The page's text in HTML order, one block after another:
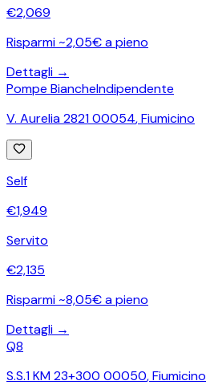
€2,069
Risparmi ~2,05€ a pieno
Dettagli →
Pompe BiancheIndipendente
V. Aurelia 2821 00054,Fiumicino
Self
€1,949
Servito
€2,135
Risparmi ~8,05€ a pieno
Dettagli →
Q8
S.S.1 KM 23+300 00050,Fiumicino